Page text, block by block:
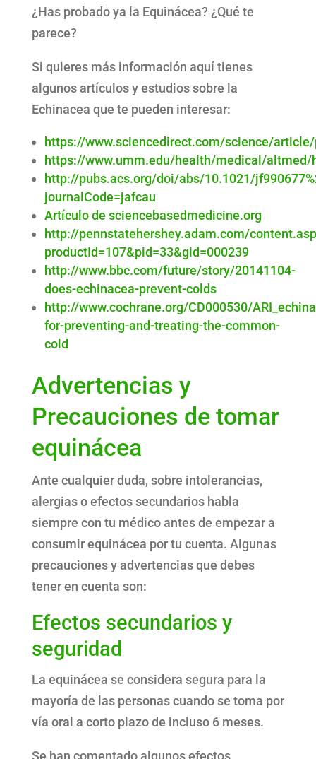
¿Has probado ya la Equinácea? ¿Qué te
parece?
Si quieres más información aquí tienes
algunos artículos y estudios sobre la
Echinacea que te pueden interesar:
https://www.sciencedirect.com/science/
https://www.umm.edu/health/medical/altmed/
http://pubs.acs.org/doi/abs/10.1021/
journalCode=jafcau
Artículo de sciencebasedmedicine.org
http://pennstatehershey.adam.com/
productId=107&pid=33&gid=000239
http://www.bbc.com/future/story/20141104-
does-echinacea-prevent-colds
http://www.cochrane.org/CD000530/
for-preventing-and-treating-the-common-
cold
Advertencias y
Precauciones de tomar
equinácea
Ante cualquier duda, sobre intolerancias,
alergias o efectos secundarios habla
siempre con tu médico antes de empezar a
consumir equinácea por tu cuenta. Algunas
precauciones y advertencias que debes
tener en cuenta son:
Efectos secundarios y
seguridad
La equinácea se considera segura para la
mayoría de las personas cuando se toma por
vía oral a corto plazo de incluso 6 meses.
Se han comentado algunos efectos